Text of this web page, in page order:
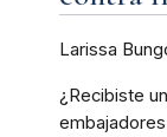
Larissa
¿Recibiste